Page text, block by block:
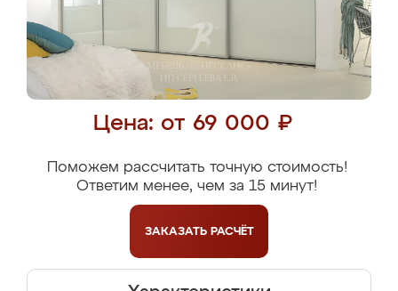
Цена: от 69 000 ₽
Поможем рассчитать точную стоимость!
Ответим менее, чем за 15 минут!
ЗАКАЗАТЬ РАСЧЁТ